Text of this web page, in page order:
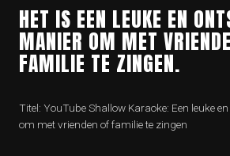
HET IS EEN LEUKE EN
MANIER OM MET
FAMILIE TE ZINGEN.
Titel: YouTube Shallow Karaoke: Een leuke
om met vrienden of familie te zingen